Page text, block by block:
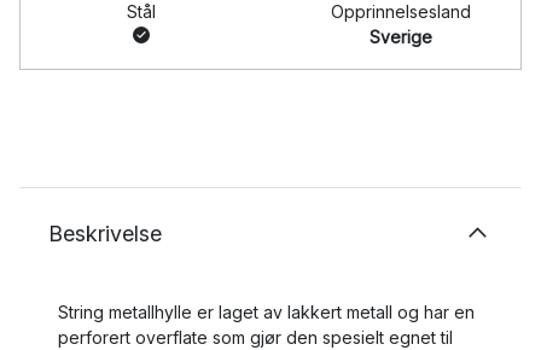
Stål
Opprinnelsesland
Sverige
Beskrivelse
String metallhylle er laget av lakkert metall og har en
perforert overflate som gjør den spesielt egnet til